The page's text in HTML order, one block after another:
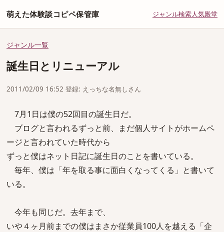
萌えた体験談コピペ保管庫 ジャンル検索人気殿堂
ジャンル一覧
誕生日とリニューアル
2011/02/09 16:52 登録: えっちな名無しさん
7月1日は僕の52回目の誕生日だ。
ブログと言われるずっと前、まだ個人サイトがホームペ
ージと言われていた時代から
ずっと僕はネット日記に誕生日のことを書いている。
毎年、僕は「年を取る事に面白くなってくる」と書いて
いる。
今年も同じだ。去年まで、
いや４ヶ月前までの僕はまさか従業員100人を越える「企